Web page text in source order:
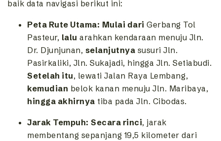
baik data navigasi berikut ini:
Peta Rute Utama: Mulai dari Gerbang Tol
Pasteur, lalu arahkan kendaraan menuju Jln.
Dr. Djunjunan, selanjutnya susuri Jln.
Pasirkaliki, Jln. Sukajadi, hingga Jln. Setiabudi.
Setelah itu, lewati Jalan Raya Lembang,
kemudian belok kanan menuju Jln. Maribaya,
hingga akhirnya tiba pada Jln. Cibodas.
Jarak Tempuh: Secara rinci, jarak
membentang sepanjang 19,5 kilometer dari